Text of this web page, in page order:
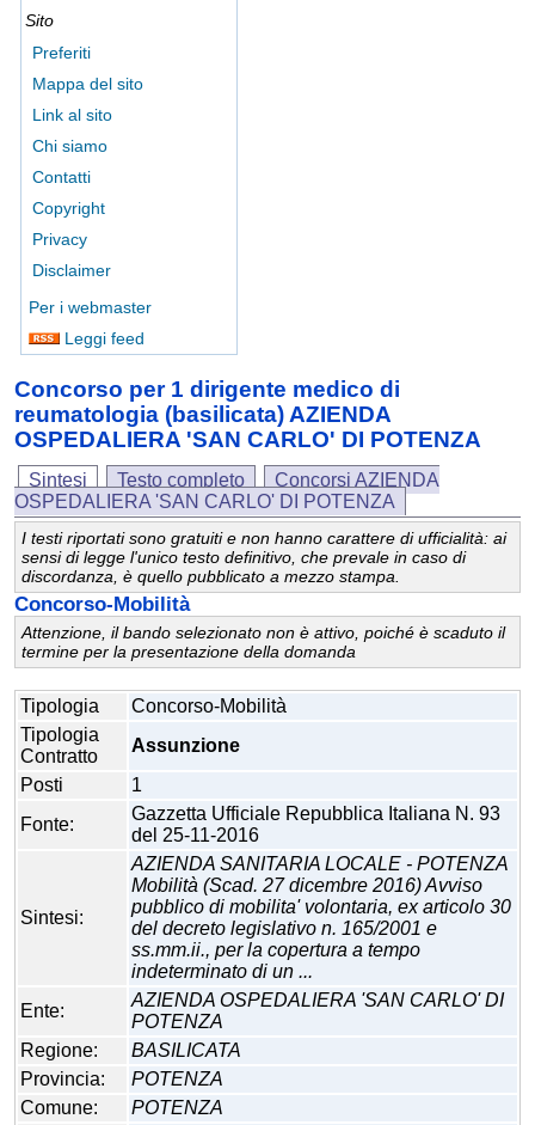
Sito
Preferiti
Mappa del sito
Link al sito
Chi siamo
Contatti
Copyright
Privacy
Disclaimer
Per i webmaster
Leggi feed
Concorso per 1 dirigente medico di
reumatologia (basilicata) AZIENDA
OSPEDALIERA 'SAN CARLO' DI POTENZA
Sintesi Testo completo
Concorsi AZIENDA
OSPEDALIERA 'SAN CARLO' DI POTENZA
I testi riportati sono gratuiti e non hanno carattere di ufficialità: ai
sensi di legge l'unico testo definitivo, che prevale in caso di
discordanza, è quello pubblicato a mezzo stampa.
Concorso-Mobilità
Attenzione, il bando selezionato non è attivo, poiché è scaduto il
termine per la presentazione della domanda
Tipologia
Concorso-Mobilità
Tipologia
Contratto
Assunzione
Posti
1
Fonte:
Gazzetta Ufficiale Repubblica Italiana N. 93
del 25-11-2016
Sintesi:
AZIENDA SANITARIA LOCALE - POTENZA
Mobilità (Scad. 27 dicembre 2016) Avviso
pubblico di mobilita' volontaria, ex articolo 30
del decreto legislativo n. 165/2001 e
ss.mm.ii., per la copertura a tempo
indeterminato di un ...
Ente:
AZIENDA OSPEDALIERA 'SAN CARLO' DI
POTENZA
Regione:
BASILICATA
Provincia:
POTENZA
Comune:
POTENZA